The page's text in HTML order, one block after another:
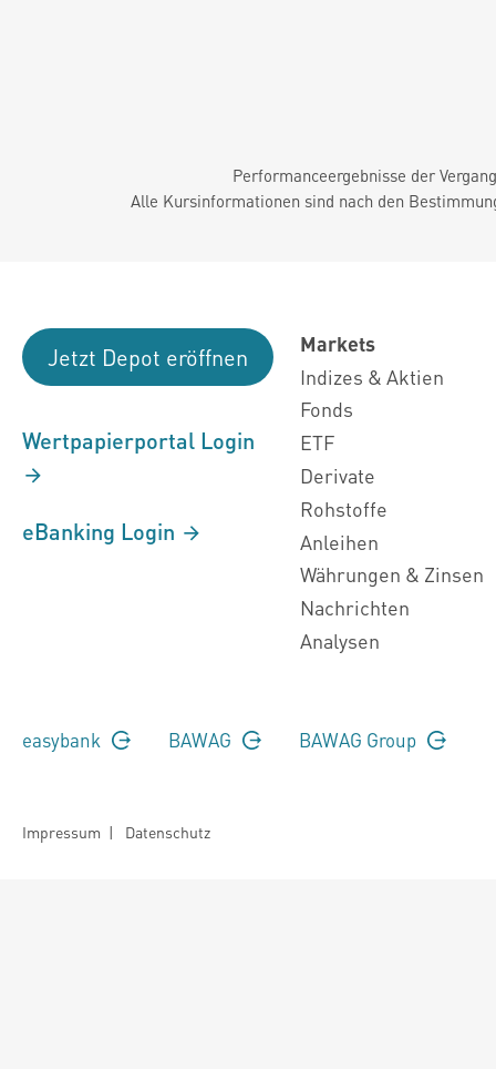
Performanceergebnisse der
Alle Kursinformationen sind nach den
Jetzt Depot eröffnen
Wertpapierportal Login
eBanking Login
Markets
Indizes & Aktien
Fonds
ETF
Derivate
Rohstoffe
Anleihen
Währungen & Zinsen
Nachrichten
Analysen
easybank BAWAG BAWAG Group
Impressum | Datenschutz